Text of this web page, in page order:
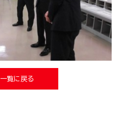
一覧に戻る